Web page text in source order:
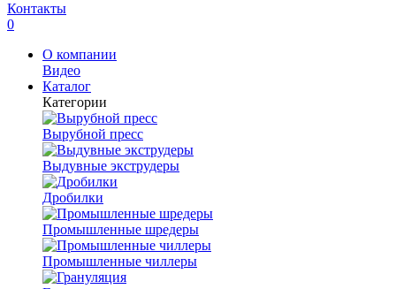
Контакты
0
О компании
Видео
Каталог
Категории
Вырубной пресс
Выдувные экструдеры
Дробилки
Промышленные шредеры
Промышленные чиллеры